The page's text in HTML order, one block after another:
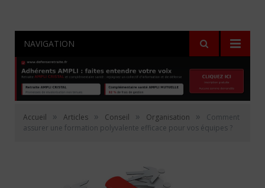
NAVIGATION
Accueil » Articles » Conseil » Organisation »
Comment
assurer une formation polyvalente efficace pour vos équipes ?